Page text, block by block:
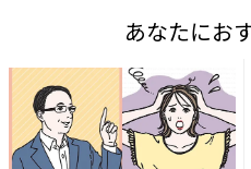
あなたにお